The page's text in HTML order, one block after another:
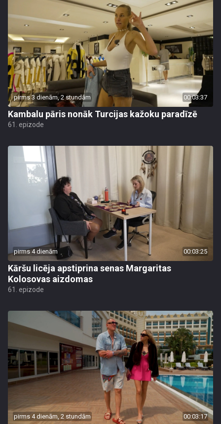
pirms 3 dienām, 2 stundām 00:03:37
Kambalu pāris nonāk Turcijas kažoku paradīzē
61. epizode
pirms 4 dienām 00:03:25
Kāršu licēja apstiprina senas Margaritas
Kolosovas aizdomas
61. epizode
pirms 4 dienām, 2 stundām 00:03:17